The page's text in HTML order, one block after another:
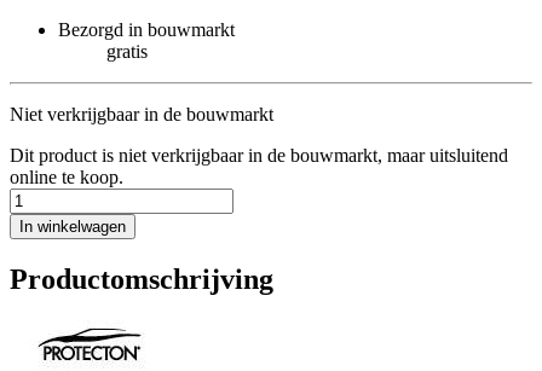
Bezorgd in bouwmarkt
gratis
Niet verkrijgbaar in de bouwmarkt
Dit product is niet verkrijgbaar in de bouwmarkt, maar uitsluitend
online te koop.
In winkelwagen
Productomschrijving